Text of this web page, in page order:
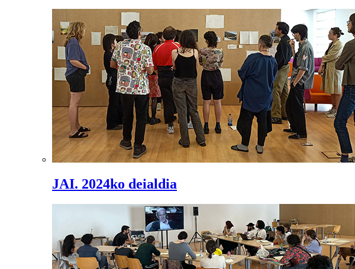
JAI. 2024ko deialdia